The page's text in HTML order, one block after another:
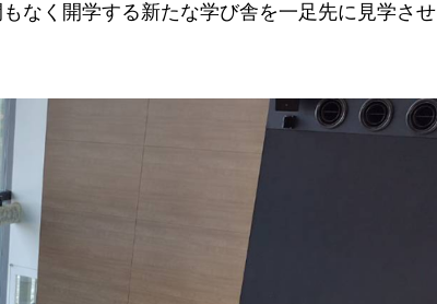
なく開学する新たな学び舎を一足先に見学させ